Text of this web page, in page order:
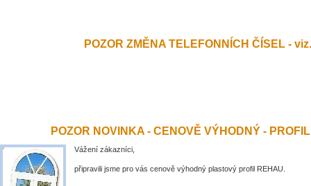
POZOR ZMĚNA TELEFONNÍCH ČÍSEL -
POZOR NOVINKA - CENOVĚ VÝHODNÝ -
Vážení zákazníci,
připravili jsme pro vás cenově výhodný plastový profil REHAU.